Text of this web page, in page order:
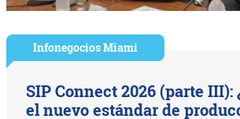
Infonegocios Miami
SIP Connect 2026 (parte III):
el nuevo estándar de